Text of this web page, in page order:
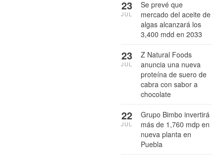
Se prevé que
mercado del aceite de
algas alcanzará los
3,400 mdd en 2033
23
JUL
Z Natural Foods
anuncia una nueva
proteína de suero de
cabra con sabor a
chocolate
23
JUL
Grupo Bimbo invertirá
más de 1,760 mdp en
nueva planta en
Puebla
22
JUL